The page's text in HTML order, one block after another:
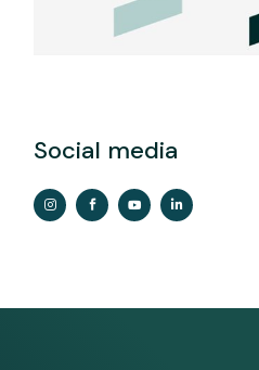
Social media